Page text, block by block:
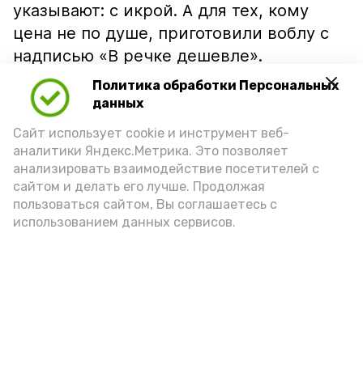
Политика обработки Персональных
данных
Сайт использует cookie и инструмент веб-
аналитики Яндекс.Метрика. Это позволяет
анализировать взаимодействие посетителей с
сайтом и делать его лучше. Продолжая
пользоваться сайтом, Вы соглашаетесь с
использованием данных сервисов.
указывают: с икрой. А для тех, кому
цена не по душе, приготовили воблу с
надписью «В речке дешевле».